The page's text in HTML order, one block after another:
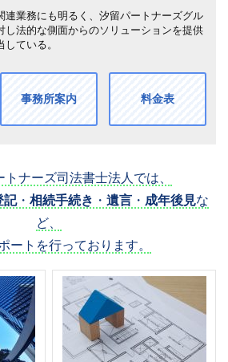
連業務にも明るく、汐留パートナーズグル
し法的な側面からのソリューションを提供
ている。
事務所案内 料金表
トナーズ司法書士法人では、
記・ 相続手続き ・ 遺言 ・ 成年後見な
ど、
ートを行っております。